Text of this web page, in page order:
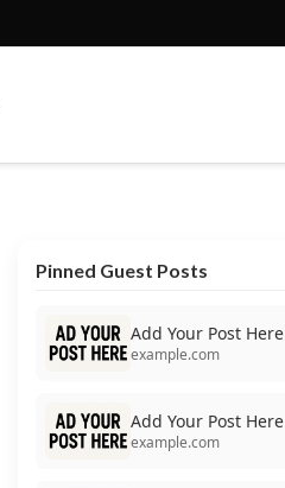
Pinned Guest Posts
Add Your Post Here
example.com
Add Your Post Here
example.com